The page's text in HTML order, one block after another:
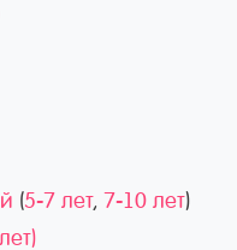
(5-7 лет, 7-10 лет)